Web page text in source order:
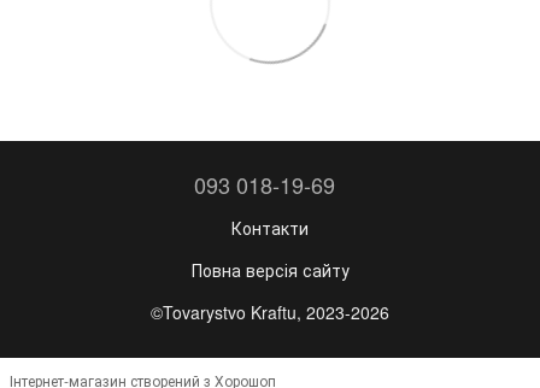
093 018-19-69
Контакти
Повна версія сайту
©Tovarystvo Kraftu, 2023-2026
Інтернет-магазин створений з Хорошоп